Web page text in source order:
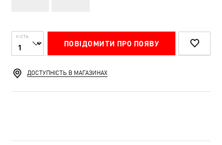
К-СТЬ
ПОВІДОМИТИ ПРО ПОЯВУ
ДОСТУПНІСТЬ В МАГАЗИНАХ